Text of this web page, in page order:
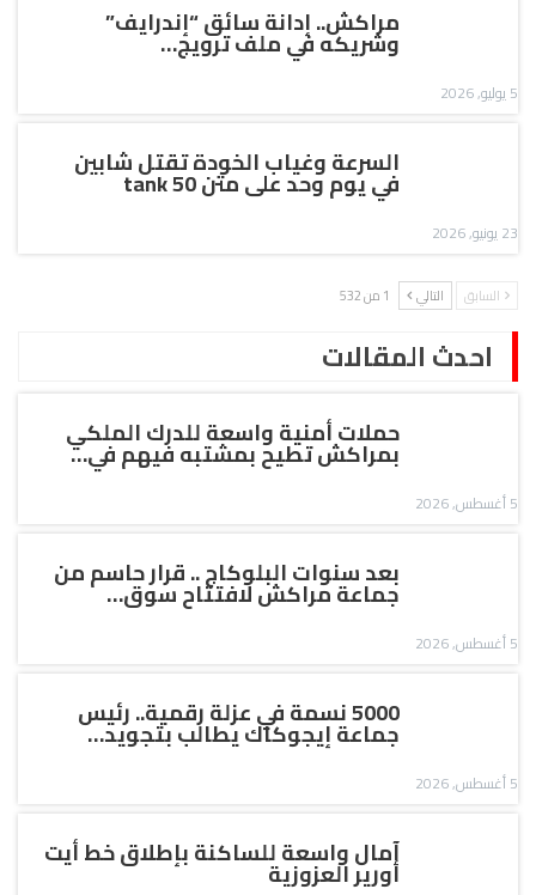
مراكش.. إدانة سائق “إندرايف”
وشريكه في ملف ترويج…
5 يوليو, 2026
السرعة وغياب الخودة تقتل شابين
في يوم وحد على متن tank 50
23 يونيو, 2026
السابق التالي 1 من 532
احدث المقالات
حملات أمنية واسعة للدرك الملكي
بمراكش تطيح بمشتبه فيهم في…
5 أغسطس, 2026
بعد سنوات البلوكاج .. قرار حاسم من
جماعة مراكش لافتتاح سوق…
5 أغسطس, 2026
5000 نسمة في عزلة رقمية.. رئيس
جماعة إيجوكاك يطالب بتجويد…
5 أغسطس, 2026
آمال واسعة للساكنة بإطلاق خط أيت
أورير العزوزية